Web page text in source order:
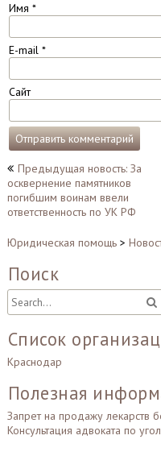
Имя *
E-mail *
Сайт
Навигация
по
записям
Предыдущая новость: За
осквернение памятников
погибшим воинам ввели
ответственность по УК РФ
Юридическая помощь>
Поиск
Список
Краснодар
Полезная
Запрет на продажу лекарств
Консультация адвоката по